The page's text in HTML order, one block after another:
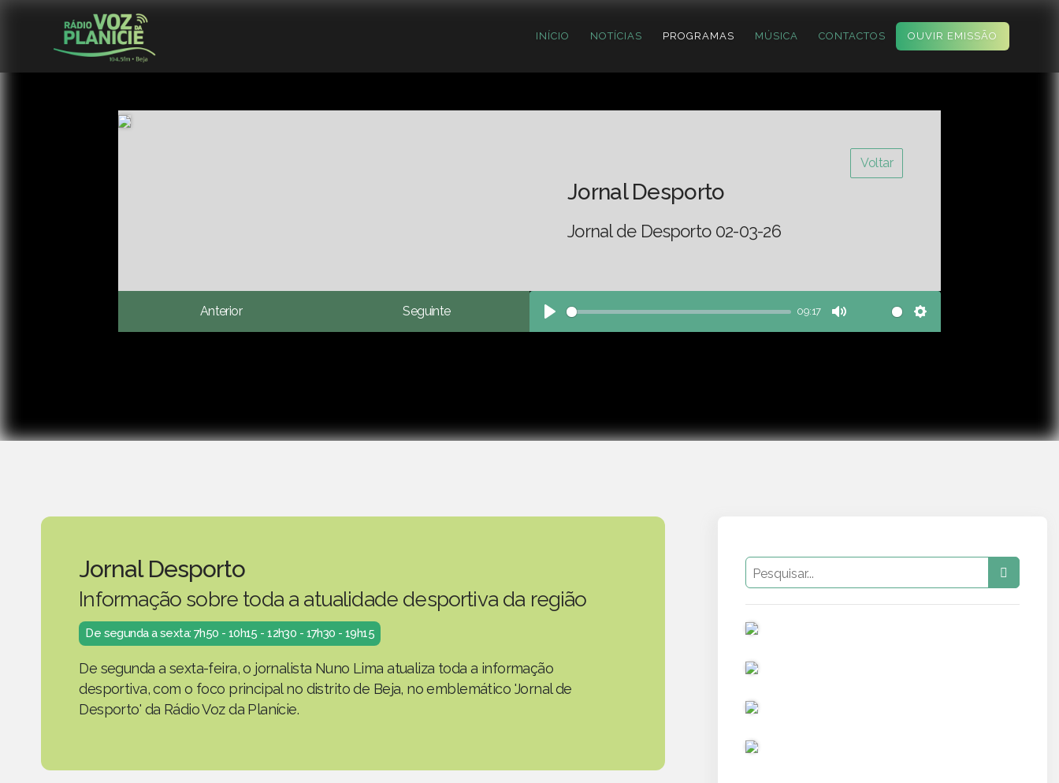
INÍCIO NOTÍCIAS PROGRAMAS MÚSICA CONTACTOS OUVIR EMISSÃO
Voltar
Jornal Desporto
Jornal de Desporto 02-03-26
Anterior Seguinte
Play
09:17
Mute Settings
Jornal Desporto
Informação sobre toda a atualidade desportiva da região
De segunda a sexta: 7h50 - 10h15 - 12h30 - 17h30 - 19h15
De segunda a sexta-feira, o jornalista Nuno Lima atualiza toda a informação
desportiva, com o foco principal no distrito de Beja, no emblemático 'Jornal de
Desporto' da Rádio Voz da Planície.